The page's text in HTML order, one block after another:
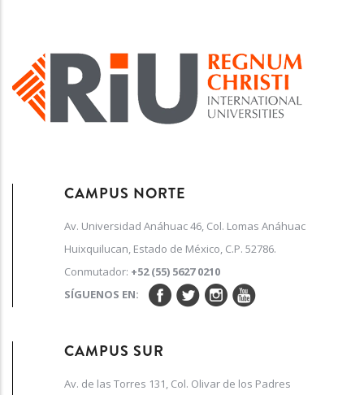
CAMPUS NORTE
Av. Universidad Anáhuac 46, Col. Lomas Anáhuac
Huixquilucan, Estado de México, C.P. 52786.
Conmutador: +52 (55) 5627 0210
SÍGUENOS EN:
CAMPUS SUR
Av. de las Torres 131, Col. Olivar de los Padres